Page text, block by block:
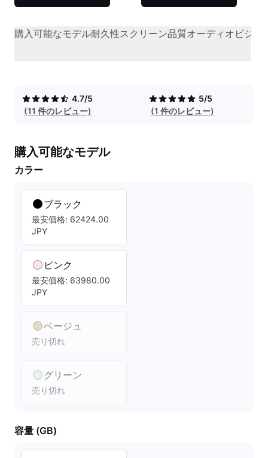
購入可能なモデル耐久性スクリーン品質オーディオビジュ
4.7/5
(11 件のレビュー)
5/5
(1 件のレビュー)
購入可能なモデル
カラー
ブラック
最安価格: 62424.00
JPY
ピンク
最安価格: 63980.00
JPY
ベージュ
売り切れ
グリーン
売り切れ
容量 (GB)